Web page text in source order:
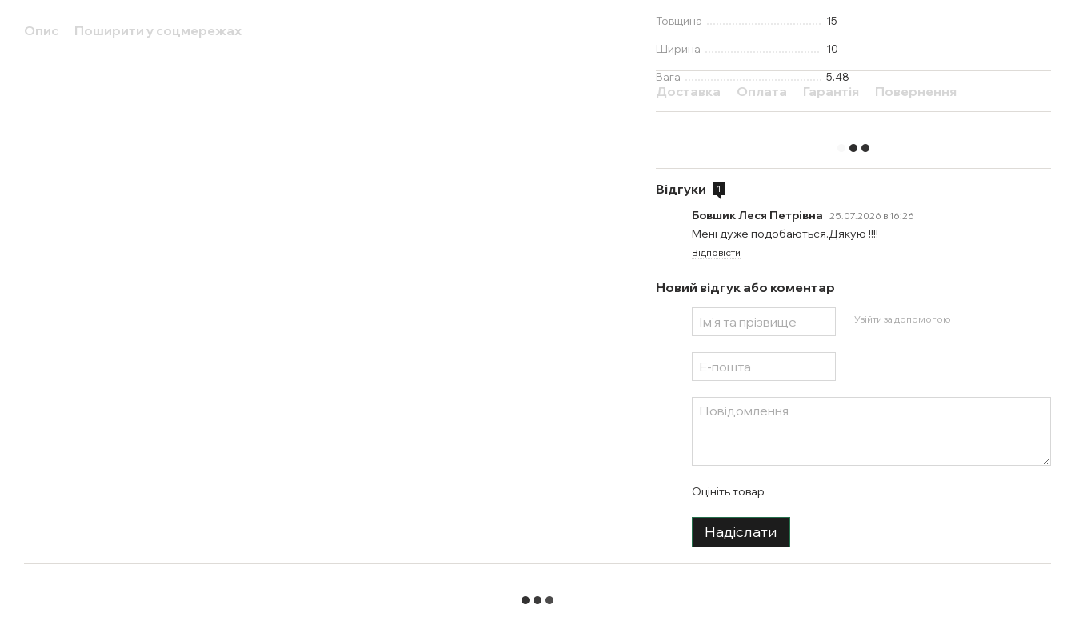
Опис Поширити у соцмережах
Товщина 15
Ширина 10
Вага 5.48
Доставка Оплата Гарантія Повернення
Відгуки 1
Бовшик Леся Петрівна 25.07.2026 в 16:26
Мені дуже подобаються.Дякую !!!!
Відповісти
Новий відгук або коментар
Увійти за допомогою
Оцініть товар
Надіслати